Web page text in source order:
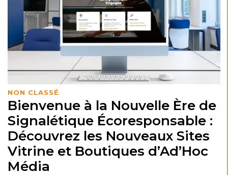
NON CLASSÉ
Bienvenue à la Nouvelle Ère de
Signalétique Écoresponsable :
Découvrez les Nouveaux Sites
Vitrine et Boutiques d’Ad’Hoc
Média